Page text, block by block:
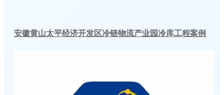
安徽黄山太平经济开发区冷链物流产业园冷库工程案例